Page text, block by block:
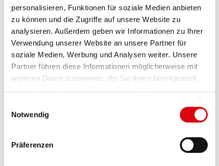
personalisieren, Funktionen für soziale Medien anbieten
zu können und die Zugriffe auf unsere Website zu
analysieren. Außerdem geben wir Informationen zu Ihrer
Verwendung unserer Website an unsere Partner für
soziale Medien, Werbung und Analysen weiter. Unsere
Partner führen diese Informationen möglicherweise mit
weiteren Daten zusammen, die Sie ihnen bereitgestellt
haben oder die sie im Rahmen Ihrer Nutzung der Dienste
Notwendig
Präferenzen